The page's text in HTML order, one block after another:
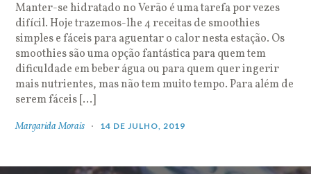
Manter-se hidratado no Verão é uma tarefa por vezes
difícil. Hoje trazemos-lhe 4 receitas de smoothies
simples e fáceis para aguentar o calor nesta estação. Os
smoothies são uma opção fantástica para quem tem
dificuldade em beber água ou para quem quer ingerir
mais nutrientes, mas não tem muito tempo. Para além de
serem fáceis […]
Margarida Morais 14 DE JULHO, 2019